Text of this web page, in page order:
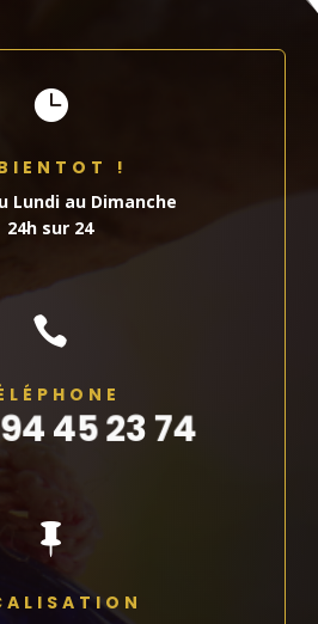

!
Lundi au Dimanche
24h sur 24

45 23 74
